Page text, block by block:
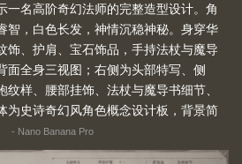
一名高阶奇幻法师的完整造型设计。角
智，白色长发，神情沉稳神秘。身穿华
饰、护肩、宝石饰品，手持法杖与魔导
面全身三视图；右侧为头部特写、侧
样、腰部挂饰、法杖与魔导书细节、
为史诗奇幻风角色概念设计板，背景简
- Nano Banana Pro